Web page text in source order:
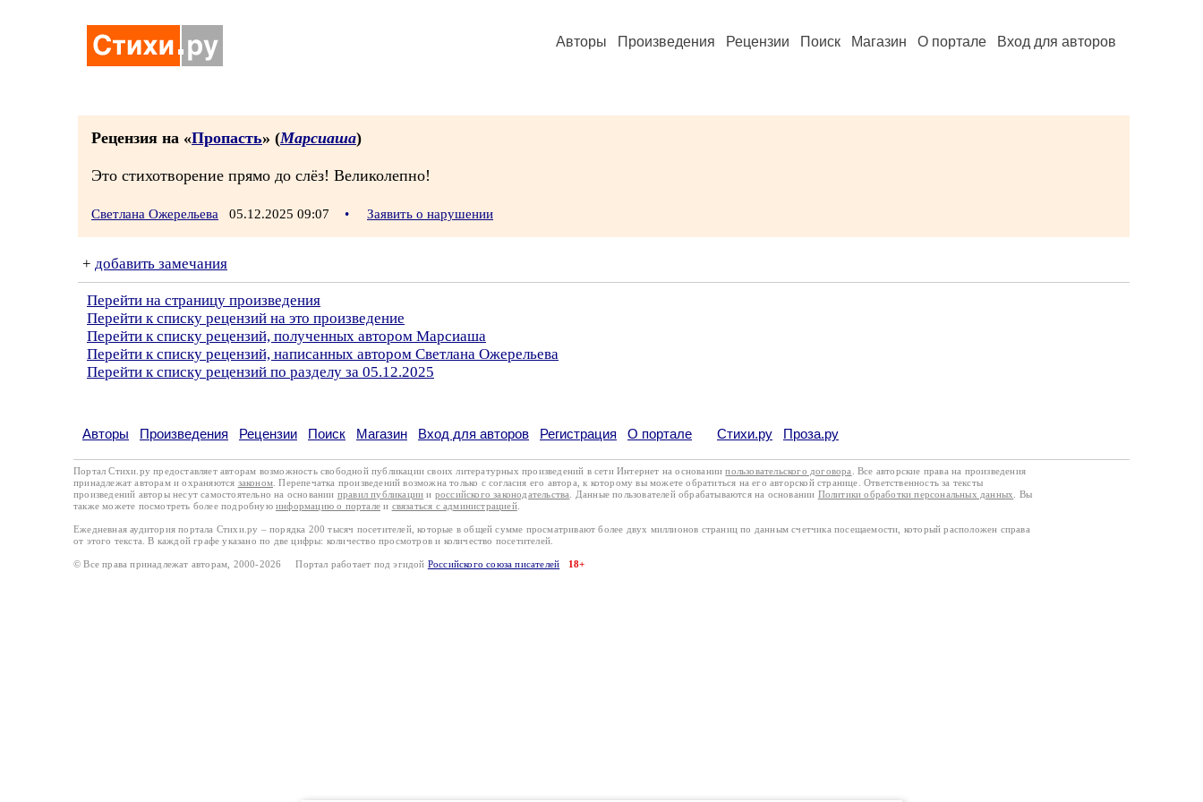
Авторы Произведения Рецензии Поиск Магазин О портале Вход для авторов
Рецензия на «Пропасть» (Марсиаша)
Это стихотворение прямо до слёз! Великолепно!
Светлана Ожерельева 05.12.2025 09:07 • Заявить о нарушении
+ добавить замечания
Перейти на страницу произведения
Перейти к списку рецензий на это произведение
Перейти к списку рецензий, полученных автором Марсиаша
Перейти к списку рецензий, написанных автором Светлана Ожерельева
Перейти к списку рецензий по разделу за 05.12.2025
Авторы Произведения Рецензии Поиск Магазин Вход для авторов Регистрация О портале Стихи.ру Проза.ру
Портал Стихи.ру предоставляет авторам возможность свободной публикации своих литературных произведений в сети Интернет на основаниипользовательского договора
. Все авторские права на произведения
принадлежат авторам и охраняются законом . Перепечатка произведений возможна только с согласия его автора, к которому вы можете обратиться на его авторской странице. Ответственность за тексты
произведений авторы несут самостоятельно на основании правил публикации и российского законодательства . Данные пользователей обрабатываются на основании Политики обработки персональных данных
. Вы
также можете посмотреть более подробную информацию о портале и связаться с администрацией.
Ежедневная аудитория портала Стихи.ру – порядка 200 тысяч посетителей, которые в общей сумме просматривают более двух миллионов страниц по данным счетчика посещаемости, который расположен справа
от этого текста. В каждой графе указано по две цифры: количество просмотров и количество посетителей.
© Все права принадлежат авторам, 2000-2026 Портал работает под эгидой Российского союза писателей 18+